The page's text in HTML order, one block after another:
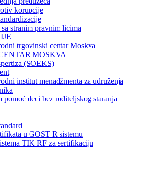
korupcije
sa stranim pravnim licima
trgovinski centar Moskva
MOSKVA
(SOEKS)
institut menadžmenta za udruženja
pomoć deci bez roditeljskog staranja
u GOST R sistemu
TIK RF za sertifikaciju